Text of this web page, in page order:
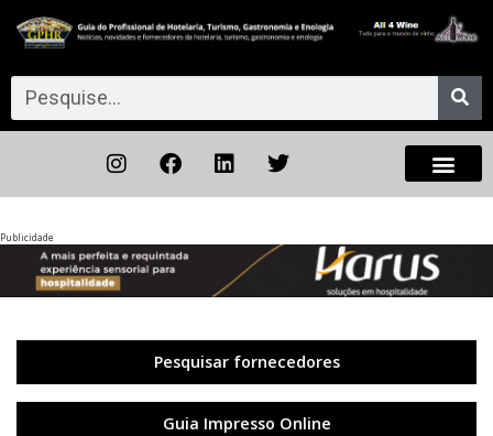
Publicidade
Pesquisar fornecedores
Guia Impresso Online